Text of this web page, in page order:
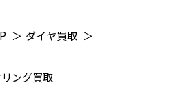
＞ ダイヤ買取 ＞
ング買取